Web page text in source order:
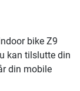
bike Z9
kan tilslutte din
din mobile